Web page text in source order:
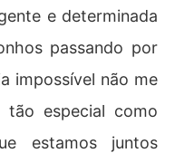
e determinada
passando por
impossível não me
tão especial como
estamos juntos